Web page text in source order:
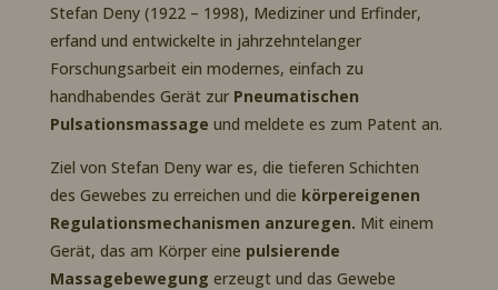
Stefan Deny (1922 – 1998), Mediziner und Erfinder,
erfand und entwickelte in jahrzehntelanger
Forschungsarbeit ein modernes, einfach zu
handhabendes Gerät zur Pneumatischen
Pulsationsmassage und meldete es zum Patent an.
Ziel von Stefan Deny war es, die tieferen Schichten
des Gewebes zu erreichen und die körpereigenen
Regulationsmechanismen anzuregen. Mit einem
Gerät, das am Körper eine pulsierende
Massagebewegung erzeugt und das Gewebe